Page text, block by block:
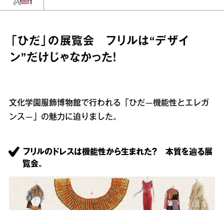
「ひだ」の展覧会 フリルは“デザイ
ン”だけじゃなかった！
文化学園服飾博物館で行われる「ひだ―機能性とエレガ
ンス―」の魅力に迫りました。
フリルのドレスは機能性から生まれた？ 本質を辿る展
覧会。